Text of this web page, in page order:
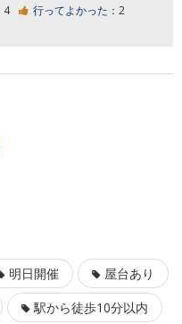
4 行ってよかった： 2
明日開催
屋台あり
駅から徒歩10分以内